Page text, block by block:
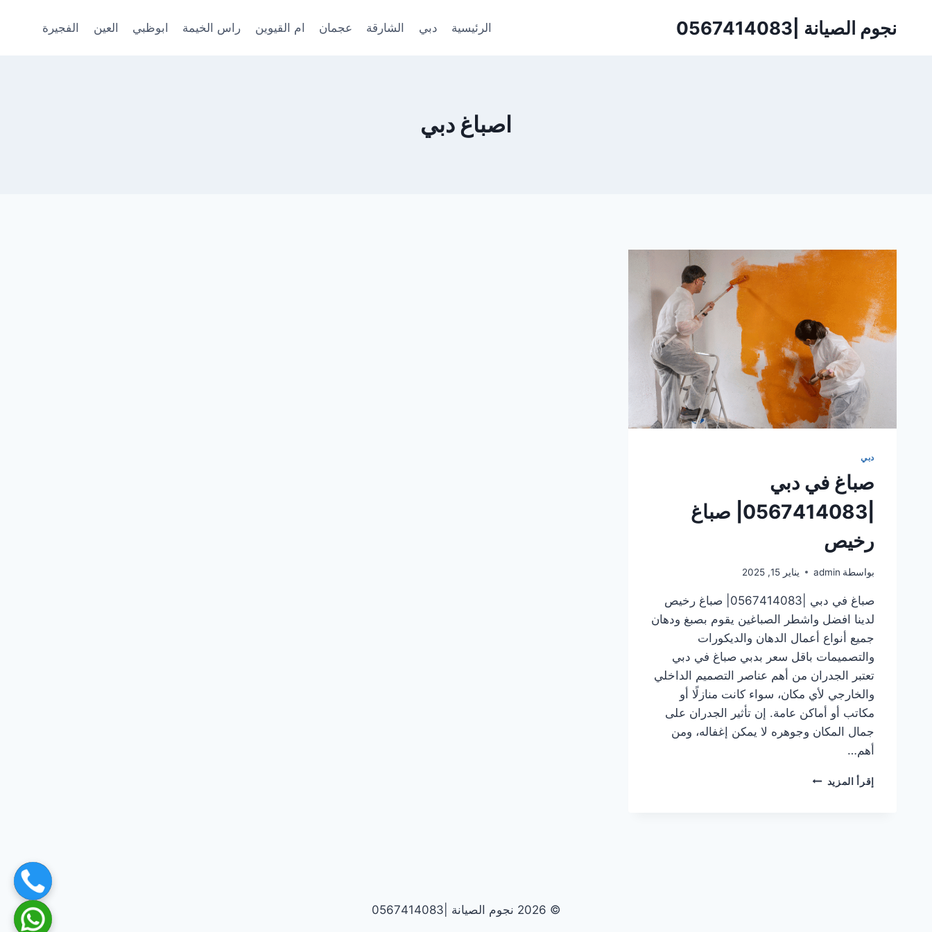
نجوم الصيانة |0567414083 الرئيسية دبي الشارقة عجمان ام القيوين راس الخيمة ابوظبي العين الفجيرة
اصباغ دبي
دبي
صباغ في دبي
|0567414083| صباغ
رخيص
بواسطة admin يناير 15, 2025
صباغ في دبي |0567414083| صباغ رخيص
لدينا افضل واشطر الصباغين يقوم بصبغ ودهان
جميع أنواع أعمال الدهان والديكورات
والتصميمات باقل سعر بدبي صباغ في دبي
تعتبر الجدران من أهم عناصر التصميم الداخلي
والخارجي لأي مكان، سواء كانت منازلًا أو
مكاتب أو أماكن عامة. إن تأثير الجدران على
جمال المكان وجوهره لا يمكن إغفاله، ومن
أهم…
إقرأ المزيد صباغ
© 2026 نجوم الصيانة |0567414083